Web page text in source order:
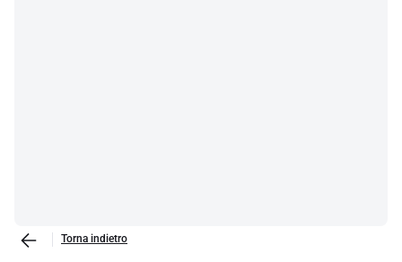
Torna indietro